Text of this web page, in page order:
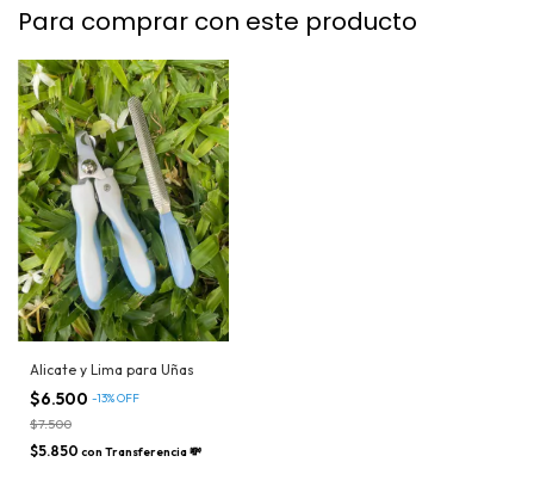
Para comprar con este producto
Alicate y Lima para Uñas
$6.500 -13%OFF
$7.500
$5.850 con Transferencia 💸